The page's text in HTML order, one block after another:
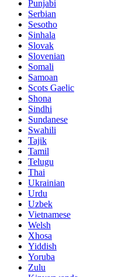
Punjabi
Serbian
Sesotho
Sinhala
Slovak
Slovenian
Somali
Samoan
Scots Gaelic
Shona
Sindhi
Sundanese
Swahili
Tajik
Tamil
Telugu
Thai
Ukrainian
Urdu
Uzbek
Vietnamese
Welsh
Xhosa
Yiddish
Yoruba
Zulu